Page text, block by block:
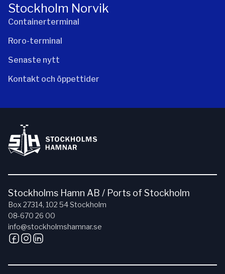
Stockholm Norvik
Containerterminal
Roro-terminal
Senaste nytt
Kontakt och öppettider
Stockholms Hamn AB / Ports of Stockholm
Box 27314, 102 54 Stockholm
08-670 26 00
info@stockholmshamnar.se